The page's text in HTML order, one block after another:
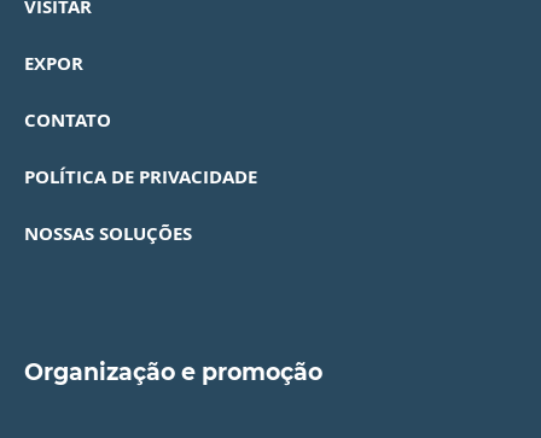
VISITAR
EXPOR
CONTATO
POLÍTICA DE PRIVACIDADE
NOSSAS SOLUÇÕES
Organização e promoção